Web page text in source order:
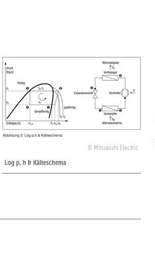
Mitsubishi Electric
Log p, h & Kälteschema